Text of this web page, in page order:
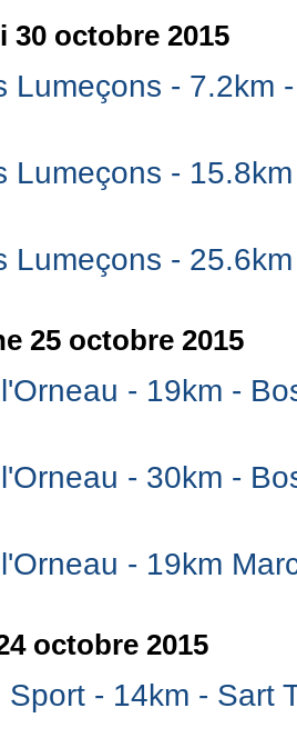
30 octobre 2015
Lumeçons - 7.2km
Lumeçons -
Lumeçons -
25 octobre 2015
- 19km -
- 30km -
- 19km
octobre 2015
Sport - 14km - Sart